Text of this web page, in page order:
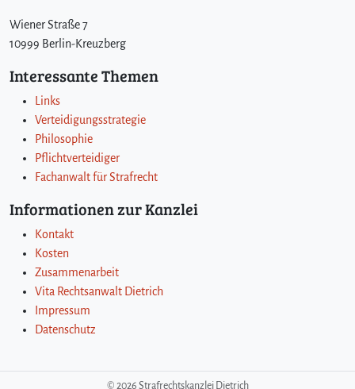
Wiener Straße 7
10999 Berlin-Kreuzberg
Interessante Themen
Links
Verteidigungsstrategie
Philosophie
Pflichtverteidiger
Fachanwalt für Strafrecht
Informationen zur Kanzlei
Kontakt
Kosten
Zusammenarbeit
Vita Rechtsanwalt Dietrich
Impressum
Datenschutz
© 2026 Strafrechtskanzlei Dietrich